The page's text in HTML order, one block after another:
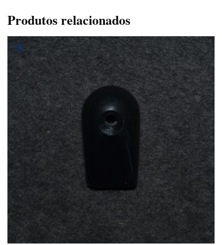
Produtos relacionados
COMPRAR